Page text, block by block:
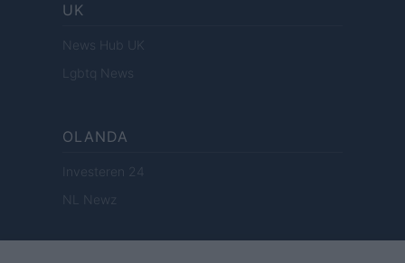
UK
News Hub UK
Lgbtq News
OLANDA
Investeren 24
NL Newz